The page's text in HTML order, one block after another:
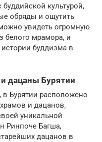
культурой,
обряды и ощутить
увидеть огромную
белого мрамора, и
буддизма в
дацаны Бурятии
Бурятии расположено
и дацанов,
уникальной
Ринпоче Багша,
дацанов в